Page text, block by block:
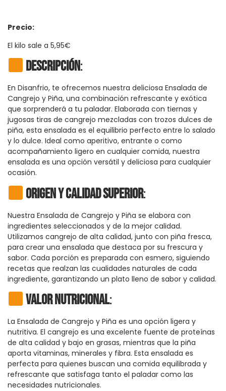
Precio:
El kilo sale a 5,95€
Descripción:
En Disanfrio, te ofrecemos nuestra deliciosa Ensalada de
Cangrejo y Piña, una combinación refrescante y exótica
que sorprenderá a tu paladar. Elaborada con tiernas y
jugosas tiras de cangrejo mezcladas con trozos dulces de
piña, esta ensalada es el equilibrio perfecto entre lo salado
y lo dulce. Ideal como aperitivo, entrante o como
acompañamiento ligero en cualquier comida, nuestra
ensalada es una opción versátil y deliciosa para cualquier
ocasión.
Origen y Calidad Superior:
Nuestra Ensalada de Cangrejo y Piña se elabora con
ingredientes seleccionados y de la mejor calidad.
Utilizamos cangrejo de alta calidad, junto con piña fresca,
para crear una ensalada que destaca por su frescura y
sabor. Cada porción es preparada con esmero, siguiendo
recetas que realzan las cualidades naturales de cada
ingrediente, garantizando un plato lleno de sabor y calidad.
Valor Nutricional:
La Ensalada de Cangrejo y Piña es una opción ligera y
nutritiva. El cangrejo es una excelente fuente de proteínas
de alta calidad y bajo en grasas, mientras que la piña
aporta vitaminas, minerales y fibra. Esta ensalada es
perfecta para quienes buscan una comida equilibrada y
refrescante que satisfaga tanto el paladar como las
necesidades nutricionales.